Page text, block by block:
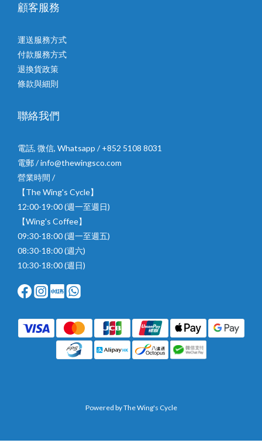
顧客服務
運送服務方式
付款服務方式
退換貨政策
條款與細則
聯絡我們
電話, 微信, Whatsapp / +852 5108 8031
電郵 / info@thewingsco.com
營業時間 /
【The Wing's Cycle】
12:00-19:00 (週一至週日)
【Wing's Coffee】
09:30-18:00 (週一至週五)
08:30-18:00 (週六)
10:30-18:00 (週日)
Powered by The Wing's Cycle